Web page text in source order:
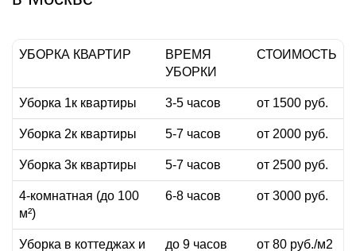
УБОРКА КВАРТИР
ВРЕМЯ
УБОРКИ
СТОИМОСТЬ
Уборка 1к квартиры 3-5 часов от 1500 руб.
Уборка 2к квартиры 5-7 часов от 2000 руб.
Уборка 3к квартиры 5-7 часов от 2500 руб.
4-комнатная (до 100
м²)
6-8 часов от 3000 руб.
Уборка в коттеджах и
до 9 часов от 80 руб./м2